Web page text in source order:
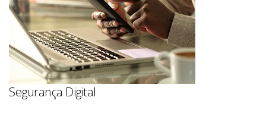
Segurança Digital